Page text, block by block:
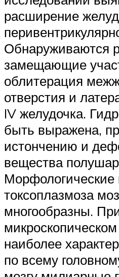
расширение
Обнаруживаются
замещающие
облитерация
отверстия и
IV желудочка.
быть выражена,
истончению и
вещества
Морфологические
токсоплазмоза
многообразны.
наиболее
по всему